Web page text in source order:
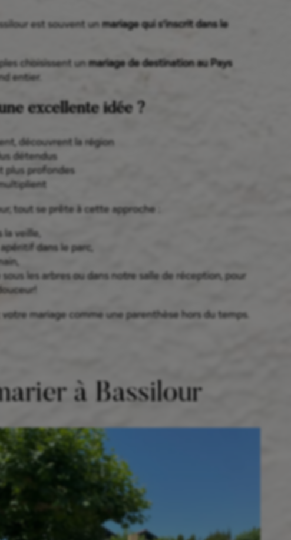
est souvent unmariage qui s’inscrit dans le
choisissent unmariage de destination au Pays
entier.
excellente idée ?
découvrent la région
détendus
plus profondes
tout se prête à cette approche :
veille,
dans le parc,
les arbres ou dans notre salle de réception, pour
mariage comme une parenthèse hors du temps.
à Bassilour